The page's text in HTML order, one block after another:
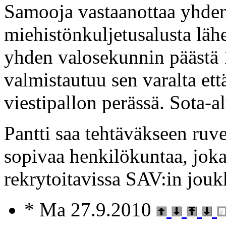
Samooja vastaanottaa
miehistönkuljetusalusta
yhden valosekunnin
valmistautuu sen varalta
viestipallon perässä. Sota-
Pantti saa tehtäväkseen
sopivaa henkilökuntaa,
rekrytoitavissa SAV:in
* Ma 27.9.2010